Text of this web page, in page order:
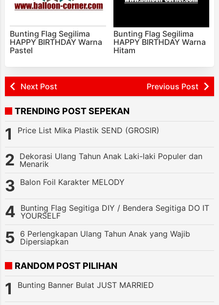
Bunting Flag Segilima
HAPPY BIRTHDAY Warna
Pastel
Bunting Flag Segilima
HAPPY BIRTHDAY Warna
Hitam
Next Post Previous Post
TRENDING POST SEPEKAN
Price List Mika Plastik SEND (GROSIR)
Dekorasi Ulang Tahun Anak Laki-laki Populer dan
Menarik
Balon Foil Karakter MELODY
Bunting Flag Segitiga DIY / Bendera Segitiga DO IT
YOURSELF
6 Perlengkapan Ulang Tahun Anak yang Wajib
Dipersiapkan
RANDOM POST PILIHAN
Bunting Banner Bulat JUST MARRIED